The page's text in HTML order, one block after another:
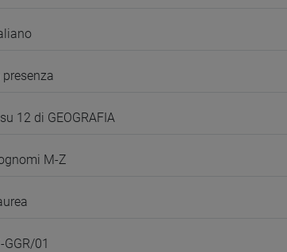
presenza
12 di GEOGRAFIA
M-Z
GGR/01